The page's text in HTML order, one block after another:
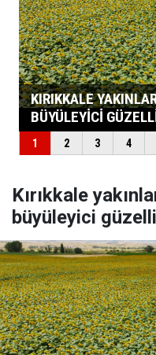
Kırıkkale
büyüleyici